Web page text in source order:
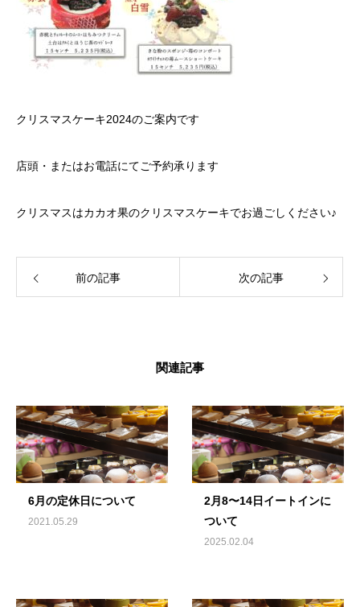
クリスマスケーキ2024のご案内です
店頭・またはお電話にてご予約承ります
クリスマスはカカオ果のクリスマスケーキでお過ごしください♪
前の記事 次の記事
関連記事
6月の定休日について
2021.05.29
2月8〜14日イートインに
ついて
2025.02.04